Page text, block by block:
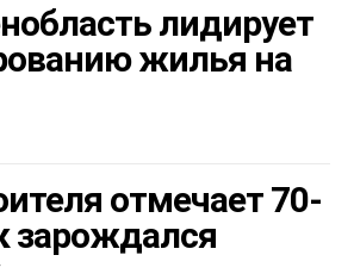
лидирует
жилья на
отмечает 70-
зарождался